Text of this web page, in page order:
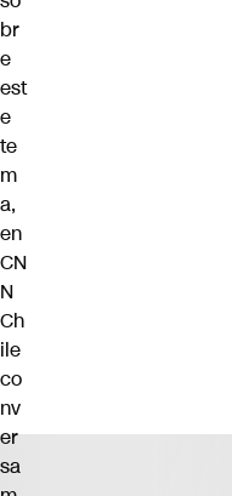
br
e
est
e
te
m
a,
en
CN
N
Ch
ile
co
nv
er
sa